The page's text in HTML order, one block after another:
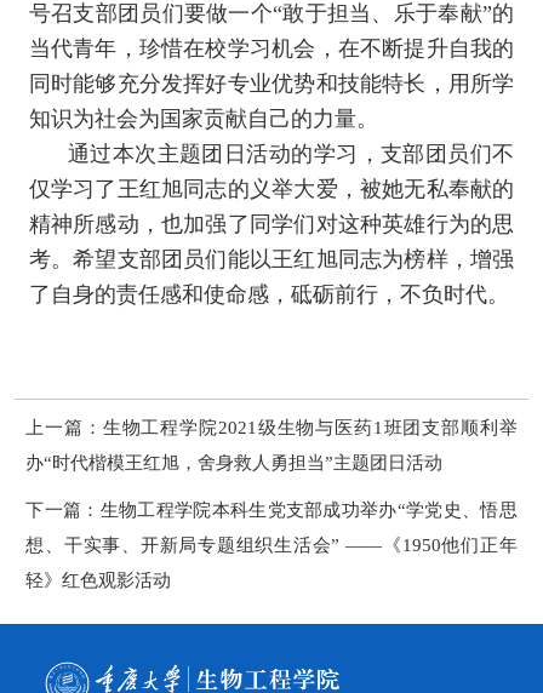
号召支部团员们要做一个“敢于担当、乐于奉献”的
当代青年，珍惜在校学习机会，在不断提升自我的
同时能够充分发挥好专业优势和技能特长，用所学
知识为社会为国家贡献自己的力量。
通过本次主题团日活动的学习，支部团员们不
仅学习了王红旭同志的义举大爱，被她无私奉献的
精神所感动，也加强了同学们对这种英雄行为的思
考。希望支部团员们能以王红旭同志为榜样，增强
了自身的责任感和使命感，砥砺前行，不负时代。
上一篇： 生物工程学院2021级生物与医药1班团支部顺利举
办“时代楷模王红旭，舍身救人勇担当”主题团日活动
下一篇： 生物工程学院本科生党支部成功举办“学党史、悟思
想、干实事、开新局专题组织生活会” ——《1950他们正年
轻》红色观影活动